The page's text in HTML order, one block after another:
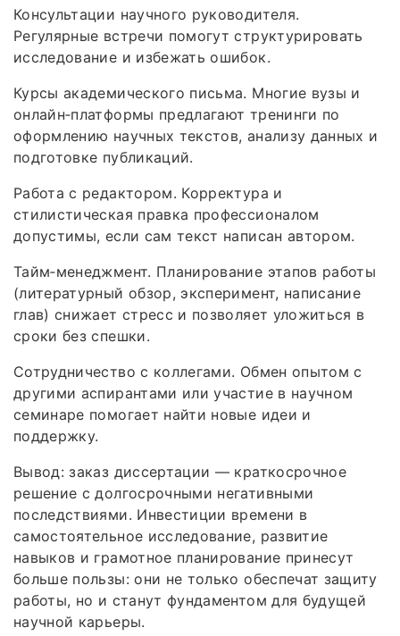
Консультации научного руководителя.
Регулярные встречи помогут структурировать
исследование и избежать ошибок.
Курсы академического письма. Многие вузы и
онлайн‑платформы предлагают тренинги по
оформлению научных текстов, анализу данных и
подготовке публикаций.
Работа с редактором. Корректура и
стилистическая правка профессионалом
допустимы, если сам текст написан автором.
Тайм‑менеджмент. Планирование этапов работы
(литературный обзор, эксперимент, написание
глав) снижает стресс и позволяет уложиться в
сроки без спешки.
Сотрудничество с коллегами. Обмен опытом с
другими аспирантами или участие в научном
семинаре помогает найти новые идеи и
поддержку.
Вывод: заказ диссертации — краткосрочное
решение с долгосрочными негативными
последствиями. Инвестиции времени в
самостоятельное исследование, развитие
навыков и грамотное планирование принесут
больше пользы: они не только обеспечат защиту
работы, но и станут фундаментом для будущей
научной карьеры.